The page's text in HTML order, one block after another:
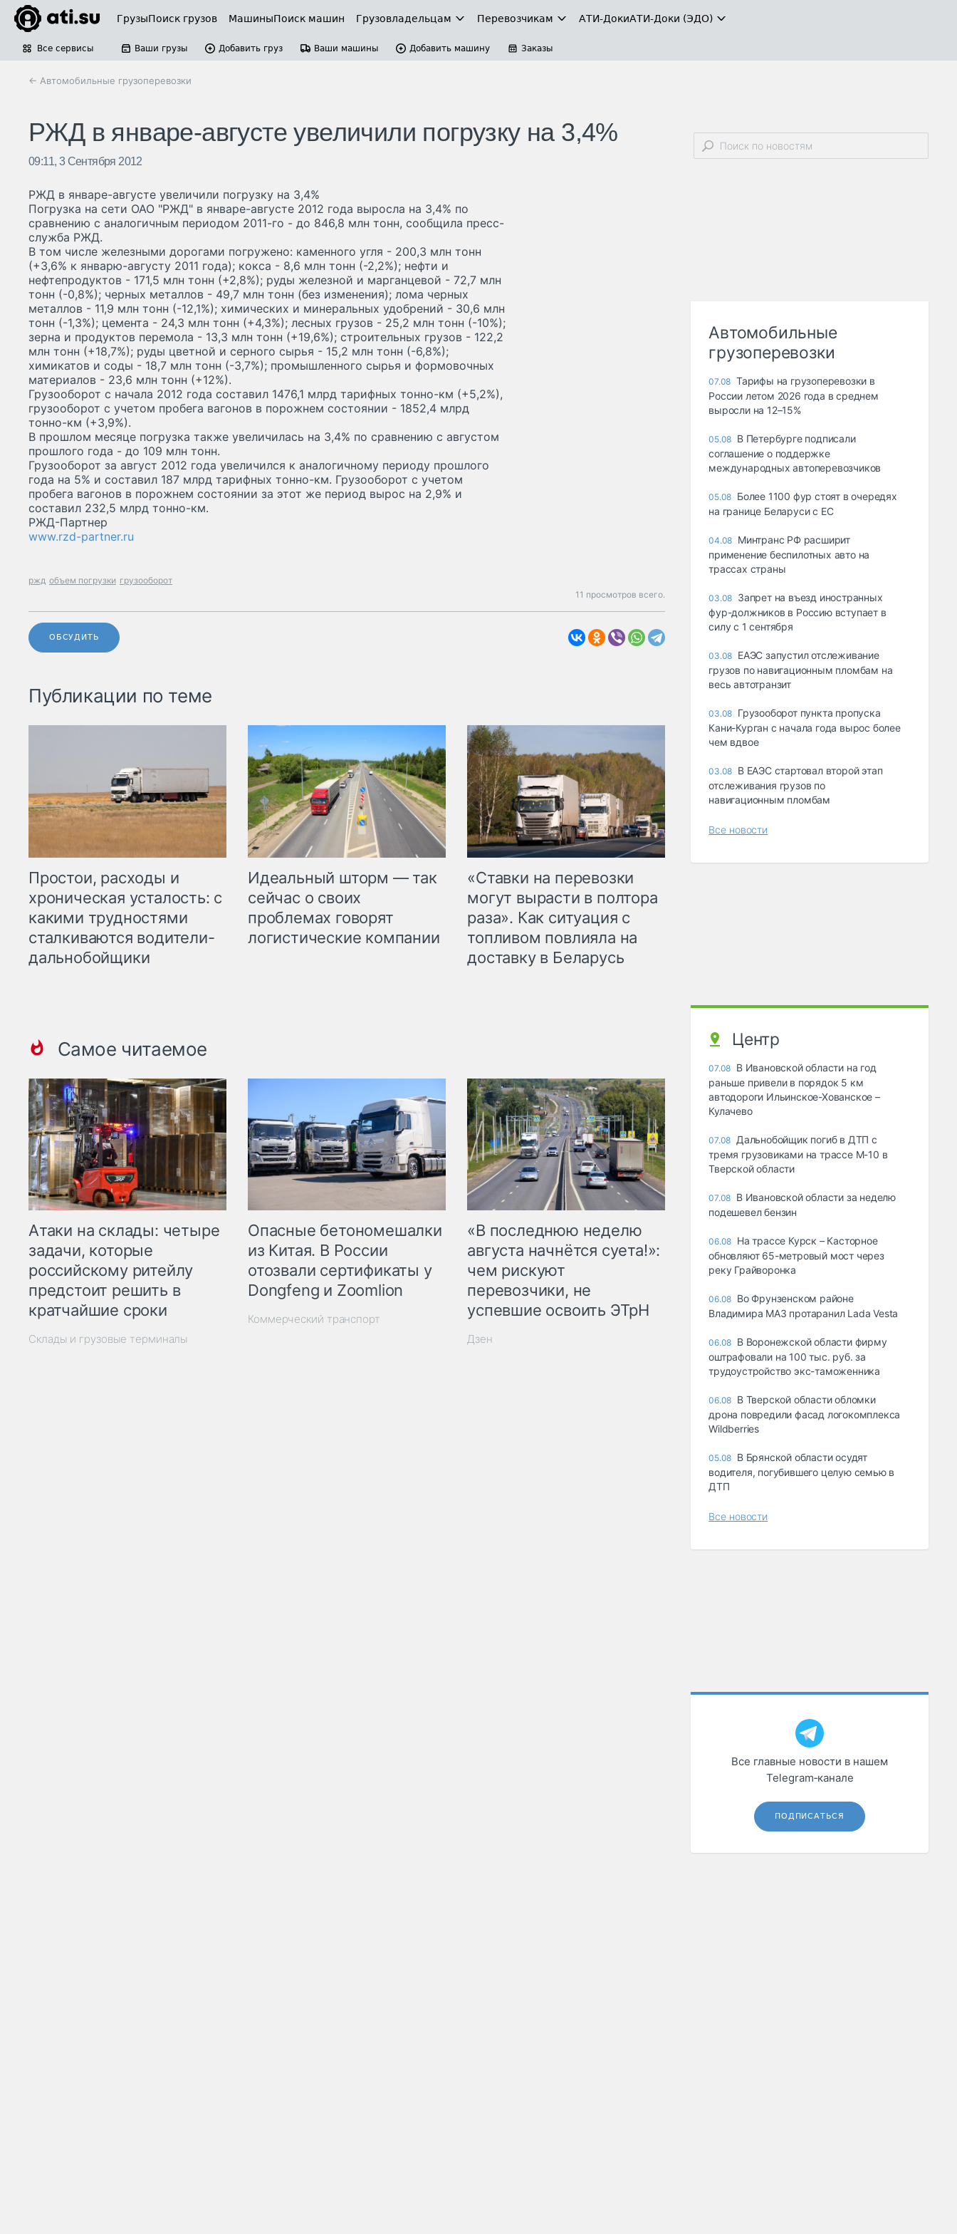
ГрузыПоиск грузов МашиныПоиск машин Грузовладельцам Перевозчикам АТИ-ДокиАТИ-Доки (ЭДО)
Все сервисы Ваши грузы Добавить груз Ваши машины Добавить машину Заказы
← Автомобильные грузоперевозки
РЖД в январе-августе увеличили погрузку на 3,4%
09:11, 3 Сентября 2012
РЖД в январе-августе увеличили погрузку на 3,4%
Погрузка на сети ОАО "РЖД" в январе-августе 2012 года выросла на 3,4% по
сравнению с аналогичным периодом 2011-го - до 846,8 млн тонн, сообщила пресс-
служба РЖД.
В том числе железными дорогами погружено: каменного угля - 200,3 млн тонн
(+3,6% к январю-августу 2011 года); кокса - 8,6 млн тонн (-2,2%); нефти и
нефтепродуктов - 171,5 млн тонн (+2,8%); руды железной и марганцевой - 72,7 млн
тонн (-0,8%); черных металлов - 49,7 млн тонн (без изменения); лома черных
металлов - 11,9 млн тонн (-12,1%); химических и минеральных удобрений - 30,6 млн
тонн (-1,3%); цемента - 24,3 млн тонн (+4,3%); лесных грузов - 25,2 млн тонн (-10%);
зерна и продуктов перемола - 13,3 млн тонн (+19,6%); строительных грузов - 122,2
млн тонн (+18,7%); руды цветной и серного сырья - 15,2 млн тонн (-6,8%);
химикатов и соды - 18,7 млн тонн (-3,7%); промышленного сырья и формовочных
материалов - 23,6 млн тонн (+12%).
Грузооборот с начала 2012 года составил 1476,1 млрд тарифных тонно-км (+5,2%),
грузооборот с учетом пробега вагонов в порожнем состоянии - 1852,4 млрд
тонно-км (+3,9%).
В прошлом месяце погрузка также увеличилась на 3,4% по сравнению с августом
прошлого года - до 109 млн тонн.
Грузооборот за август 2012 года увеличился к аналогичному периоду прошлого
года на 5% и составил 187 млрд тарифных тонно-км. Грузооборот с учетом
пробега вагонов в порожнем состоянии за этот же период вырос на 2,9% и
составил 232,5 млрд тонно-км.
РЖД-Партнер
www.rzd-partner.ru
ржд объем погрузки грузооборот
11 просмотров всего.
ОБСУДИТЬ
Публикации по теме
Простои, расходы и
хроническая усталость: с
какими трудностями
сталкиваются водители-
дальнобойщики
Идеальный шторм — так
сейчас о своих
проблемах говорят
логистические компании
«Ставки на перевозки
могут вырасти в полтора
раза». Как ситуация с
топливом повлияла на
доставку в Беларусь
Самое читаемое
Атаки на склады: четыре
задачи, которые
российскому ритейлу
предстоит решить в
кратчайшие сроки
Склады и грузовые терминалы
Опасные бетономешалки
из Китая. В России
отозвали сертификаты у
Dongfeng и Zoomlion
Коммерческий транспорт
«В последнюю неделю
августа начнётся суета!»:
чем рискуют
перевозчики, не
успевшие освоить ЭТрН
Дзен
Автомобильные
грузоперевозки
07.08 Тарифы на грузоперевозки в
России летом 2026 года в среднем
выросли на 12–15%
05.08 В Петербурге подписали
соглашение о поддержке
международных автоперевозчиков
05.08 Более 1100 фур стоят в очередях
на границе Беларуси с ЕС
04.08 Минтранс РФ расширит
применение беспилотных авто на
трассах страны
03.08 Запрет на въезд иностранных
фур-должников в Россию вступает в
силу с 1 сентября
03.08 ЕАЭС запустил отслеживание
грузов по навигационным пломбам на
весь автотранзит
03.08 Грузооборот пункта пропуска
Кани-Курган с начала года вырос более
чем вдвое
03.08 В ЕАЭС стартовал второй этап
отслеживания грузов по
навигационным пломбам
Все новости
Центр
07.08 В Ивановской области на год
раньше привели в порядок 5 км
автодороги Ильинское-Хованское –
Кулачево
07.08 Дальнобойщик погиб в ДТП с
тремя грузовиками на трассе М-10 в
Тверской области
07.08 В Ивановской области за неделю
подешевел бензин
06.08 На трассе Курск – Касторное
обновляют 65-метровый мост через
реку Грайворонка
06.08 Во Фрунзенском районе
Владимира МАЗ протаранил Lada Vesta
06.08 В Воронежской области фирму
оштрафовали на 100 тыс. руб. за
трудоустройство экс-таможенника
06.08 В Тверской области обломки
дрона повредили фасад логокомплекса
Wildberries
05.08 В Брянской области осудят
водителя, погубившего целую семью в
ДТП
Все новости
Все главные новости в нашем
Telegram‑канале
ПОДПИСАТЬСЯ